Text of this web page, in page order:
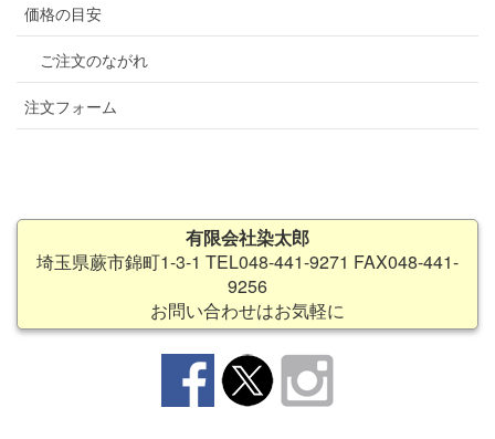
価格の目安
ご注文のながれ
注文フォーム
有限会社染太郎
埼玉県蕨市錦町1-3-1 TEL048-441-9271 FAX048-441-
9256
お問い合わせはお気軽に